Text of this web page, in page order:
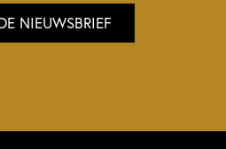
NIEUWSBRIEF